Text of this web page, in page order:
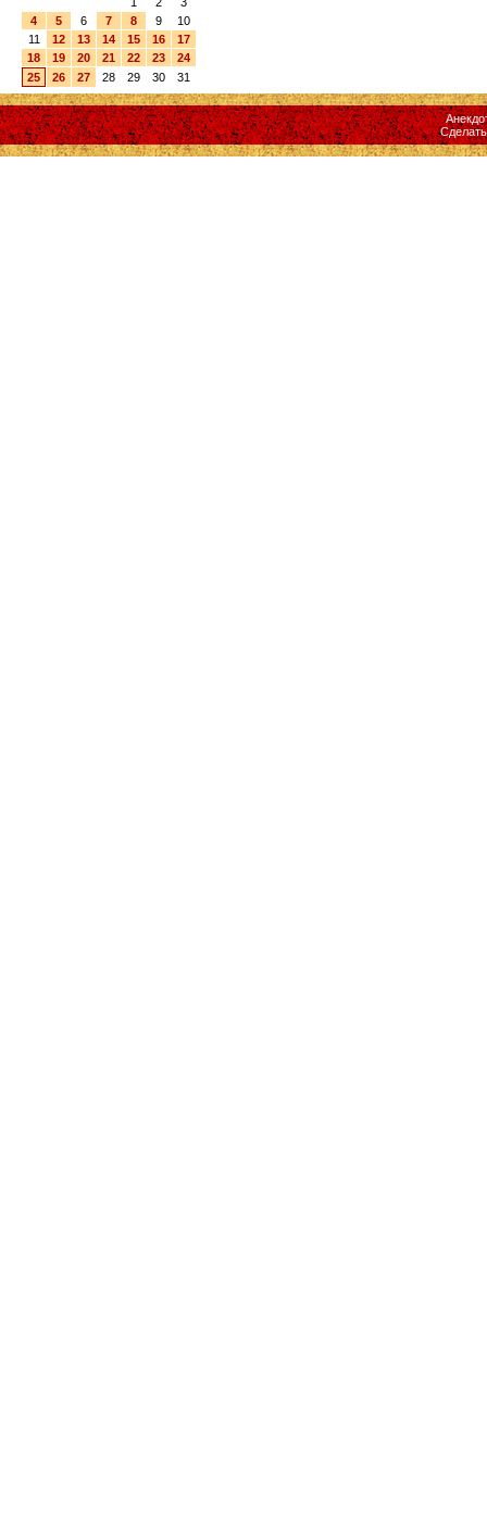
4
5 6 7 8 9
10
11
12 13 14 15 16
17
18
19 20 21 22 23
24
25
26 27 28 29 30 31